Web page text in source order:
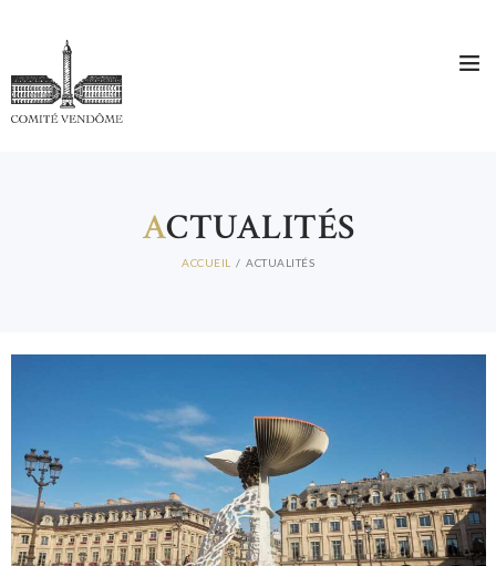
ACTUALITÉS
ACCUEIL ACTUALITÉS